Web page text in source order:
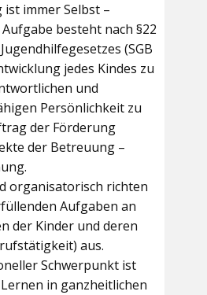
ist immer Selbst –
besteht nach §22
(SGB
jedes Kindes zu
und
Persönlichkeit zu
der Förderung
der Betreuung –
organisatorisch richten
Aufgaben an
der Kinder und deren
aus.
Schwerpunkt ist
in ganzheitlichen